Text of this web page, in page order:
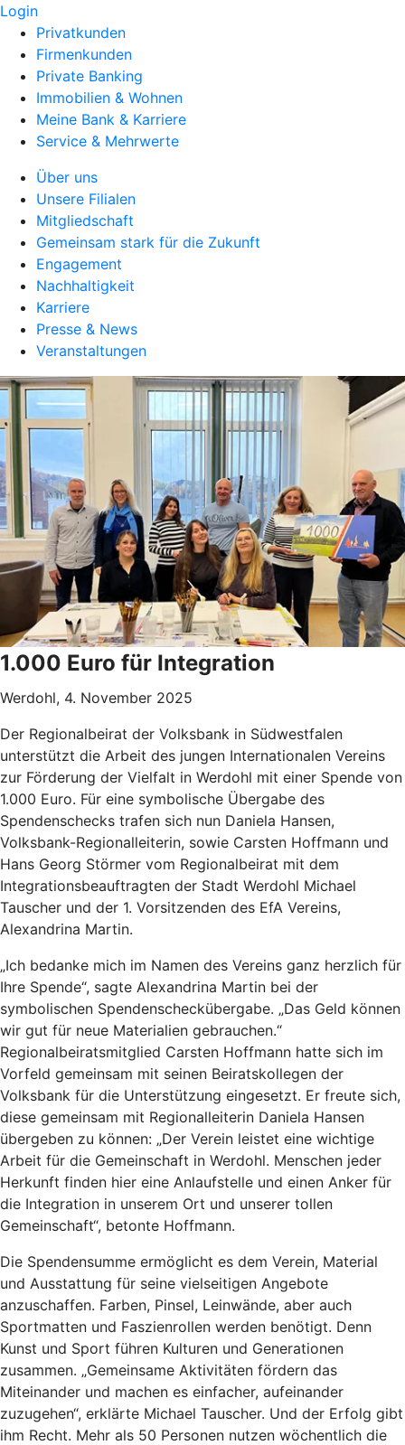
Login
Privatkunden
Firmenkunden
Private Banking
Immobilien & Wohnen
Meine Bank & Karriere
Service & Mehrwerte
Über uns
Unsere Filialen
Mitgliedschaft
Gemeinsam stark für die Zukunft
Engagement
Nachhaltigkeit
Karriere
Presse & News
Veranstaltungen
1.000 Euro für Integration
Werdohl, 4. November 2025
Der Regionalbeirat der Volksbank in Südwestfalen
unterstützt die Arbeit des jungen Internationalen Vereins
zur Förderung der Vielfalt in Werdohl mit einer Spende von
1.000 Euro. Für eine symbolische Übergabe des
Spendenschecks trafen sich nun Daniela Hansen,
Volksbank-Regionalleiterin, sowie Carsten Hoffmann und
Hans Georg Störmer vom Regionalbeirat mit dem
Integrationsbeauftragten der Stadt Werdohl Michael
Tauscher und der 1. Vorsitzenden des EfA Vereins,
Alexandrina Martin.
„Ich bedanke mich im Namen des Vereins ganz herzlich für
Ihre Spende“, sagte Alexandrina Martin bei der
symbolischen Spendenscheckübergabe. „Das Geld können
wir gut für neue Materialien gebrauchen.“
Regionalbeiratsmitglied Carsten Hoffmann hatte sich im
Vorfeld gemeinsam mit seinen Beiratskollegen der
Volksbank für die Unterstützung eingesetzt. Er freute sich,
diese gemeinsam mit Regionalleiterin Daniela Hansen
übergeben zu können: „Der Verein leistet eine wichtige
Arbeit für die Gemeinschaft in Werdohl. Menschen jeder
Herkunft finden hier eine Anlaufstelle und einen Anker für
die Integration in unserem Ort und unserer tollen
Gemeinschaft“, betonte Hoffmann.
Die Spendensumme ermöglicht es dem Verein, Material
und Ausstattung für seine vielseitigen Angebote
anzuschaffen. Farben, Pinsel, Leinwände, aber auch
Sportmatten und Faszienrollen werden benötigt. Denn
Kunst und Sport führen Kulturen und Generationen
zusammen. „Gemeinsame Aktivitäten fördern das
Miteinander und machen es einfacher, aufeinander
zuzugehen“, erklärte Michael Tauscher. Und der Erfolg gibt
ihm Recht. Mehr als 50 Personen nutzen wöchentlich die